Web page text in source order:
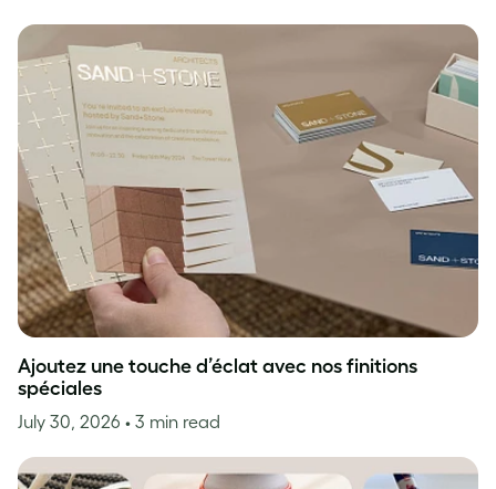
Ajoutez une touche d’éclat avec nos finitions
spéciales
July 30, 2026 • 3 min read